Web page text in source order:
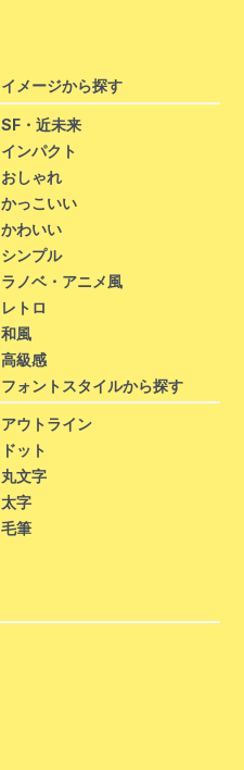
イメージから探す
SF・近未来
インパクト
おしゃれ
かっこいい
かわいい
シンプル
ラノベ・アニメ風
レトロ
和風
高級感
フォントスタイルから探す
アウトライン
ドット
丸文字
太字
毛筆